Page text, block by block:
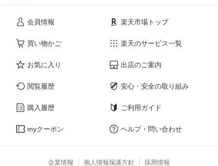
会員情報
買い物かご
お気に入り
閲覧履歴
購入履歴
myクーポン
楽天市場トップ
楽天のサービス一覧
出店のご案内
安心・安全の取り組み
ご利用ガイド
ヘルプ・問い合わせ
企業情報 個人情報保護方針 採用情報